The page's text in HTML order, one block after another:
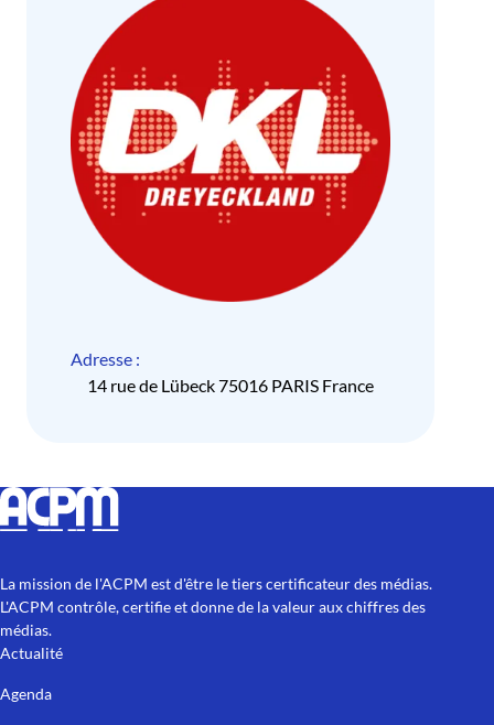
Adresse :
14 rue de Lübeck 75016 PARIS France
La mission de l'ACPM est d'être le tiers certificateur des médias.
L'ACPM contrôle, certifie et donne de la valeur aux chiffres des
médias.
Actualité
Agenda